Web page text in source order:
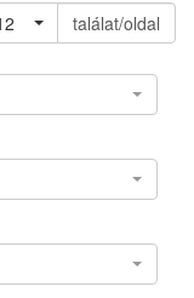
találat/oldal